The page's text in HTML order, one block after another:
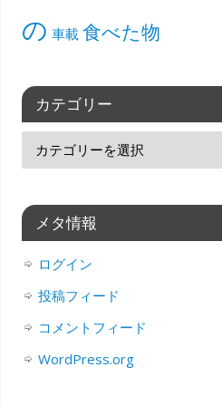
の 車載 食べた物
カテゴリー
メタ情報
ログイン
投稿フィード
コメントフィード
WordPress.org